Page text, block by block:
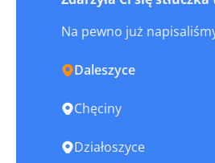
Na pewno już
Daleszyce
Chęciny
Działoszyce